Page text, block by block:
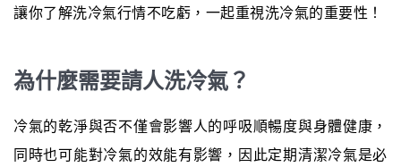
讓你了解洗冷氣行情不吃虧，一起重視洗冷氣的重要性！
為什麼需要請人洗冷氣？
冷氣的乾淨與否不僅會影響人的呼吸順暢度與身體健康，
同時也可能對冷氣的效能有影響，因此定期清潔冷氣是必